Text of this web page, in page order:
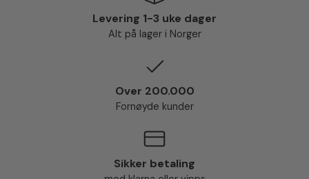
Levering 1-3 uke dager
Alt på lager i Norger
Over 200.000
Fornøyde kunder
Sikker betaling